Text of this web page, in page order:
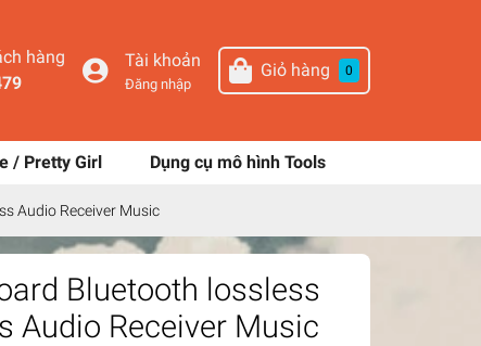
hàng
Tài khoản
Đăng nhập
Giỏ hàng 0
/ Pretty Girl Dụng cụ mô hình Tools
Audio Receiver Music
Bluetooth lossless
Audio Receiver Music